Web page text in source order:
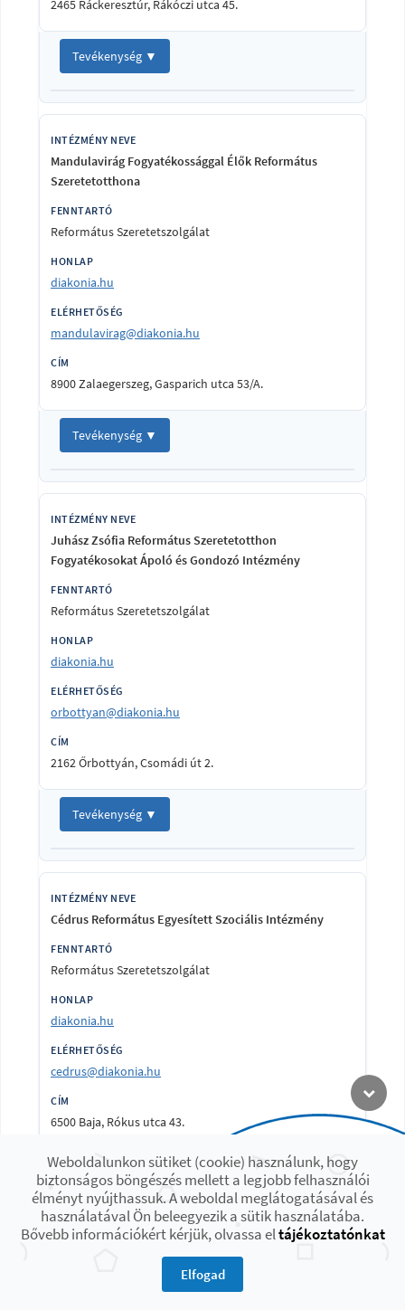
2465 Ráckeresztúr, Rákóczi utca 45.
Tevékenység ▼
Mandulavirág Fogyatékossággal Élők Református
Szeretetotthona
Református Szeretetszolgálat
diakonia.hu
mandulavirag@diakonia.hu
8900 Zalaegerszeg, Gasparich utca 53/A.
Tevékenység ▼
Juhász Zsófia Református Szeretetotthon
Fogyatékosokat Ápoló és Gondozó Intézmény
Református Szeretetszolgálat
diakonia.hu
orbottyan@diakonia.hu
2162 Őrbottyán, Csomádi út 2.
Tevékenység ▼
Cédrus Református Egyesített Szociális Intézmény
Református Szeretetszolgálat
diakonia.hu
cedrus@diakonia.hu
6500 Baja, Rókus utca 43.
Tevékenység ▼
De Jó Dió Támogatott Lakhatási Szolgáltatás és
Weboldalunkon sütiket (cookie) használunk, hogy
biztonságos böngészés mellett a legjobb felhasználói
élményt nyújthassuk. A weboldal meglátogatásával és
használatával Ön beleegyezik a sütik használatába.
Bővebb információkért kérjük, olvassa eltájékoztatónkat
Elfogad